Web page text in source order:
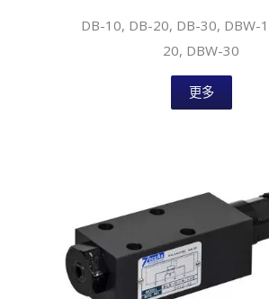
DB-10, DB-20, DB-30, DBW-
20, DBW-30
更多